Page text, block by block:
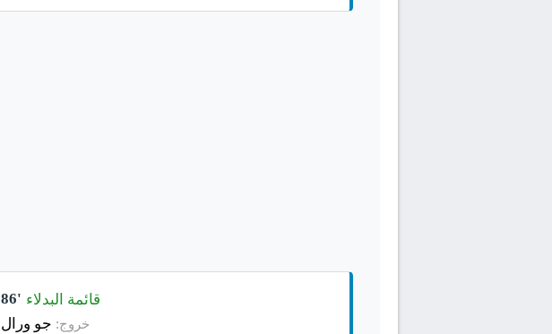
86' قائمة البدلاء
خروج: جو ورال